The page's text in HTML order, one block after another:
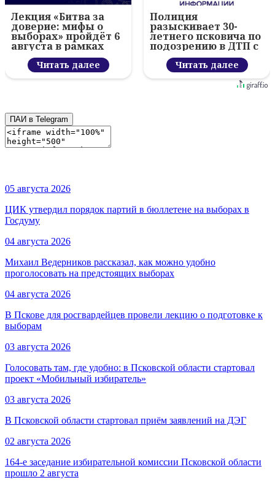
Лекция «Битва за
доверие: мифы о
выборах» пройдёт 6
августа в рамках
проекта «Знание.
Лекторий»
Читать далее
Полиция
разыскивает 30-
летнего псковича по
подозрению в ДТП с
тяжкими
последствиями
Читать далее
ПАИ в Telegram
05 августа 2026
ЦИК утвердил порядок партий в бюллетене на выборах в
Госдуму
04 августа 2026
Михаил Ведерников рассказал, как можно удобно
проголосовать на предстоящих выборах
04 августа 2026
В Пскове для росгвардейцев провели лекцию о подготовке к
выборам
03 августа 2026
Голосовать там, где удобно: в Псковской области стартовал
проект «Мобильный избиратель»
03 августа 2026
В Псковской области стартовал приём заявлений на ДЭГ
02 августа 2026
164-е заседание избирательной комиссии Псковской области
прошло 2 августа